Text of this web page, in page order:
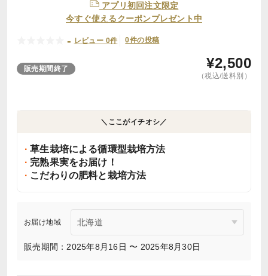
アプリ初回注文限定
今すぐ使えるクーポンプレゼント中
- レビュー 0件 0件の投稿
販売期間終了 ¥2,500
（税込/送料別）
＼ここがイチオシ／
草生栽培による循環型栽培方法
完熟果実をお届け！
こだわりの肥料と栽培方法
お届け地域
販売期間：2025年8月16日 〜 2025年8月30日